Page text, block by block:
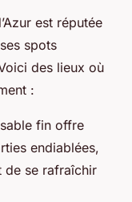
est réputée
spots
des lieux où
:
fin offre
endiablées,
de se rafraîchir